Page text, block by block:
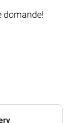
domande!